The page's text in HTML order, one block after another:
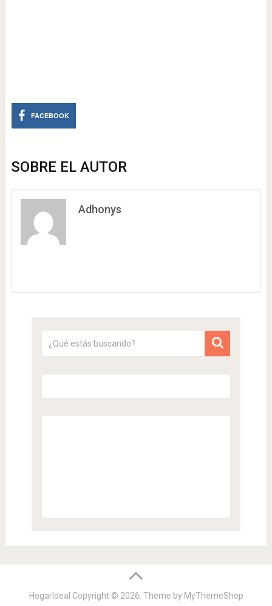
FACEBOOK
SOBRE EL AUTOR
Adhonys
HogarIdeal Copyright © 2026. Theme by MyThemeShop